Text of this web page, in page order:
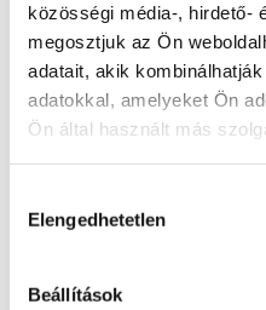
közösségi média-, hirdető-
megosztjuk az Ön
adatait, akik
adatokkal, amelyeket Ön
Ön által használt más
kiválasztása
Elengedhetetlen
Beállítások
54
+ -tól/-